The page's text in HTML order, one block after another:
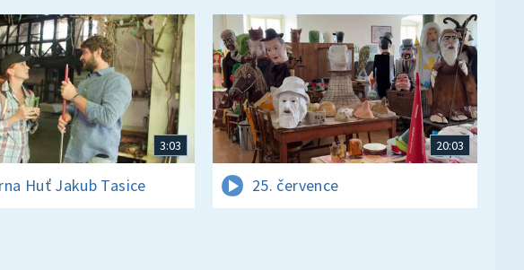
3:03
Huť Jakub Tasice
20:03
25. července